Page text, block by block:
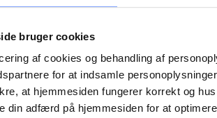
bruger cookies
af cookies og behandling af
for at indsamle
at hjemmesiden fungerer korrekt og
din adfærd på hjemmesiden for at